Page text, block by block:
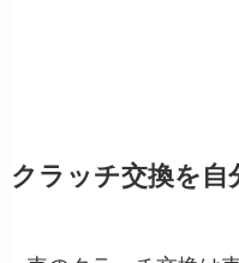
クラッチ交換を自